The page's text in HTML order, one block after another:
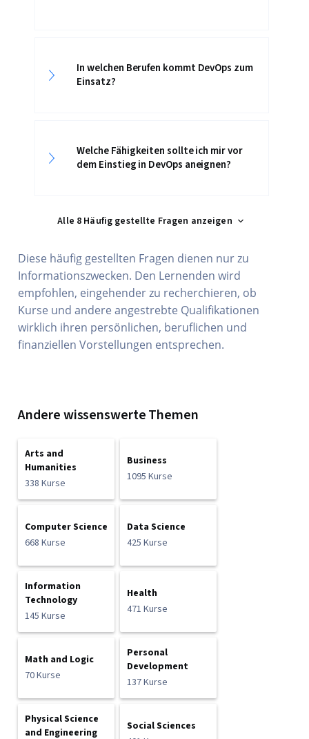
In welchen Berufen kommt DevOps zum
Einsatz?
Welche Fähigkeiten sollte ich mir vor
dem Einstieg in DevOps aneignen?
Alle 8 Häufig gestellte Fragen anzeigen
Diese häufig gestellten Fragen dienen nur zu
Informationszwecken. Den Lernenden wird
empfohlen, eingehender zu recherchieren, ob
Kurse und andere angestrebte Qualifikationen
wirklich ihren persönlichen, beruflichen und
finanziellen Vorstellungen entsprechen.
Andere wissenswerte Themen
Arts and
Humanities
338 Kurse
Business
1095 Kurse
Computer Science
668 Kurse
Data Science
425 Kurse
Information
Technology
145 Kurse
Health
471 Kurse
Math and Logic
70 Kurse
Personal
Development
137 Kurse
Physical Science
and Engineering
Social Sciences